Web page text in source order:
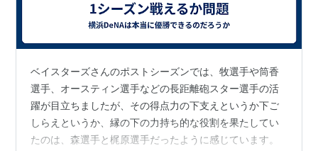
ベイスターズさんのポストシーズンでは、牧選手や筒香
選手、オースティン選手などの長距離砲スター選手の活
躍が目立ちましたが、その得点力の下支えというか下ご
しらえというか、縁の下の力持ち的な役割を果たしてい
たのは、森選手と梶原選手だったように感じています。